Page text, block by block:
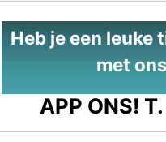
Heb je een leuke
met
APP ONS! T.